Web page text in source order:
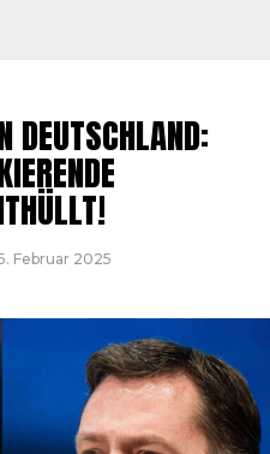
DEUTSCHLAND:
Februar 2025